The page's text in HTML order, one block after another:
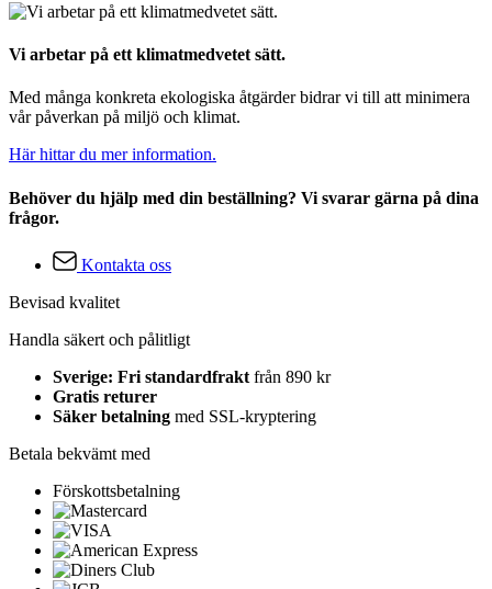
Vi arbetar på ett klimatmedvetet sätt.
Med många konkreta ekologiska åtgärder bidrar vi till att minimera
vår påverkan på miljö och klimat.
Här hittar du mer information.
Behöver du hjälp med din beställning? Vi svarar gärna på dina
frågor.
Kontakta oss
Bevisad kvalitet
Handla säkert och pålitligt
Sverige: Fri standardfrakt från 890 kr
Gratis returer
Säker betalning med SSL-kryptering
Betala bekvämt med
Förskottsbetalning